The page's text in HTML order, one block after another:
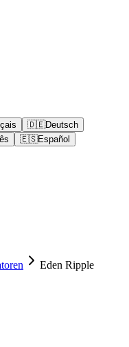
🇩🇪Deutsch
🇪🇸Español
Eden Ripple